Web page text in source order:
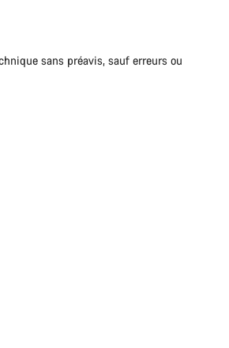
sans préavis, sauf erreurs ou